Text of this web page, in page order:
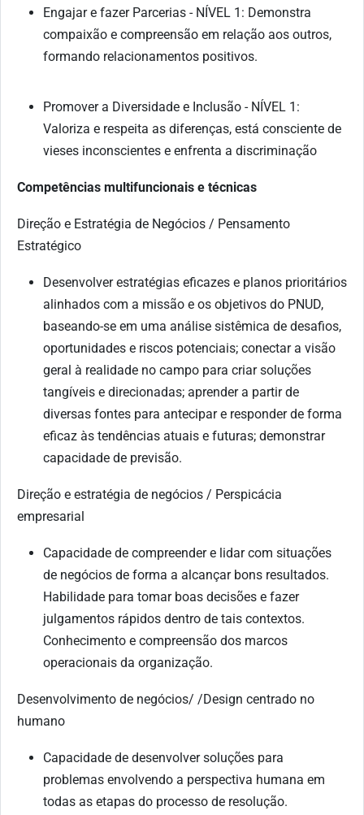
Engajar e fazer Parcerias - NÍVEL 1: Demonstra
compaixão e compreensão em relação aos outros,
formando relacionamentos positivos.
Promover a Diversidade e Inclusão - NÍVEL 1:
Valoriza e respeita as diferenças, está consciente de
vieses inconscientes e enfrenta a discriminação
Competências multifuncionais e técnicas
Direção e Estratégia de Negócios / Pensamento
Estratégico
Desenvolver estratégias eficazes e planos prioritários
alinhados com a missão e os objetivos do PNUD,
baseando-se em uma análise sistêmica de desafios,
oportunidades e riscos potenciais; conectar a visão
geral à realidade no campo para criar soluções
tangíveis e direcionadas; aprender a partir de
diversas fontes para antecipar e responder de forma
eficaz às tendências atuais e futuras; demonstrar
capacidade de previsão.
Direção e estratégia de negócios / Perspicácia
empresarial
Capacidade de compreender e lidar com situações
de negócios de forma a alcançar bons resultados.
Habilidade para tomar boas decisões e fazer
julgamentos rápidos dentro de tais contextos.
Conhecimento e compreensão dos marcos
operacionais da organização.
Desenvolvimento de negócios/ /Design centrado no
humano
Capacidade de desenvolver soluções para
problemas envolvendo a perspectiva humana em
todas as etapas do processo de resolução.